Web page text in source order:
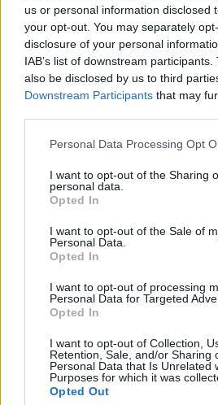
us or personal information disclosed
your opt-out. You may separately
disclosure of your personal
IAB’s list of downstream
also be disclosed by us to third
Downstream Participants that may
Personal Data Processing Opt
I want to opt-out of the Sharing
personal data.
Opted In
I want to opt-out of the Sale of
Personal Data.
Opted In
I want to opt-out of processing
Personal Data for Targeted
Opted In
I want to opt-out of Collection,
Retention, Sale, and/or Sharing
Personal Data that Is Unrelated
Purposes for which it was
Opted Out
lehetőséget ad majd a
- hangzott el az a Kossuth
című műsorának adott
előzetesében az M1-en
megegyező mértékű, vagyis 1,6
lehet jövőre.Orbán Viktor
kormánya megtartotta ígéretét,
vásárlóértékét, de - mint mondta -,
infláció miatt a soron következő
KEDVES OLVASÓNK!
A keresett cikk a portfolio.hu
regisztrációhoz kötött.
Az előfizetés a következőket
Portfolio.hu teljes